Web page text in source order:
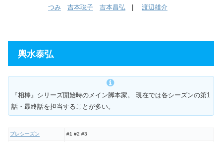
つみ
吉本聡子 吉本昌弘 | 渡辺雄介
輿水泰弘
『相棒』シリーズ開始時のメイン脚本家。 現在では各シーズンの第1
話・最終話を担当することが多い。
プレシーズン #1 #2 #3